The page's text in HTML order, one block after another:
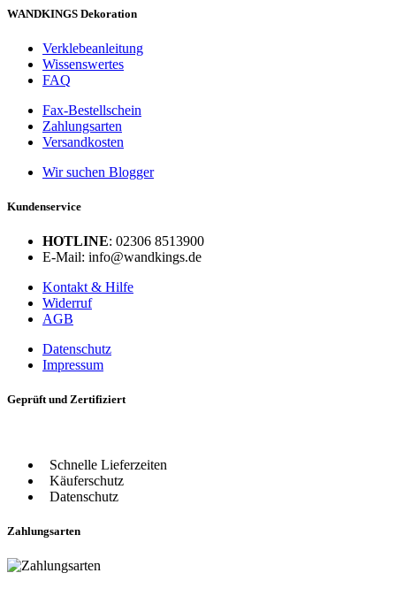
WANDKINGS Dekoration
Verklebeanleitung
Wissenswertes
FAQ
Fax-Bestellschein
Zahlungsarten
Versandkosten
Wir suchen Blogger
Kundenservice
HOTLINE: 02306 8513900
E-Mail: info@wandkings.de
Kontakt & Hilfe
Widerruf
AGB
Datenschutz
Impressum
Geprüft und Zertifiziert
Schnelle Lieferzeiten
Käuferschutz
Datenschutz
Zahlungsarten